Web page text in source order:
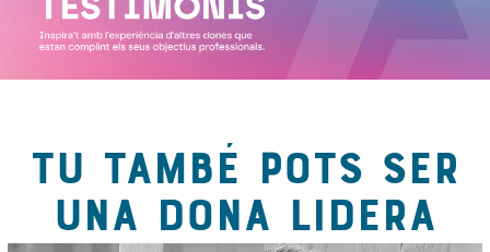
TU TAMBÉ POTS SER
UNA DONA LIDERA